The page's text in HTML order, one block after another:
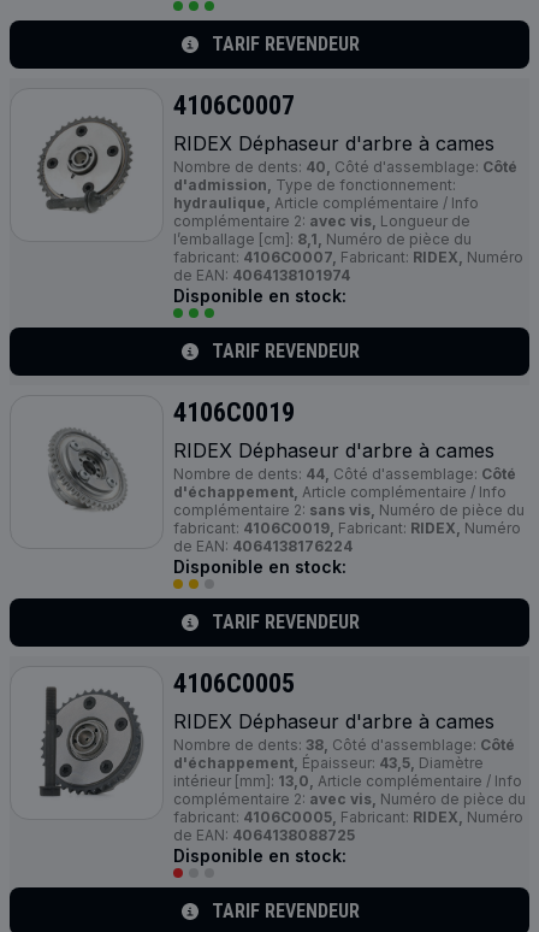
TARIF REVENDEUR
4106C0007
RIDEX Déphaseur d'arbre à cames
Nombre de dents: 40, Côté d'assemblage: Côté
d'admission, Type de fonctionnement:
hydraulique, Article complémentaire / Info
complémentaire 2: avec vis, Longueur de
l’emballage [cm]: 8,1, Numéro de pièce du
fabricant: 4106C0007, Fabricant: RIDEX, Numéro
de EAN: 4064138101974
Disponible en stock:
TARIF REVENDEUR
4106C0019
RIDEX Déphaseur d'arbre à cames
Nombre de dents: 44, Côté d'assemblage: Côté
d'échappement, Article complémentaire / Info
complémentaire 2: sans vis, Numéro de pièce du
fabricant: 4106C0019, Fabricant: RIDEX, Numéro
de EAN: 4064138176224
Disponible en stock:
TARIF REVENDEUR
4106C0005
RIDEX Déphaseur d'arbre à cames
Nombre de dents: 38, Côté d'assemblage: Côté
d'échappement, Épaisseur: 43,5, Diamètre
intérieur [mm]: 13,0, Article complémentaire / Info
complémentaire 2: avec vis, Numéro de pièce du
fabricant: 4106C0005, Fabricant: RIDEX, Numéro
de EAN: 4064138088725
Disponible en stock:
TARIF REVENDEUR